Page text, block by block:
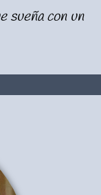
sueña con un